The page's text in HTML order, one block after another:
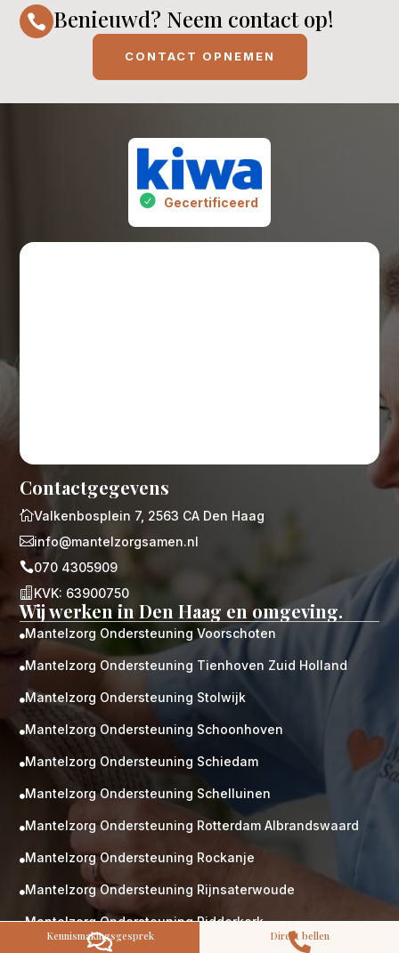
 Benieuwd? Neem contact op!
CONTACT OPNEMEN
Gecertificeerd
Gratis
kennismaking?
Neem vrijblijvend contact op!
Zorg op maat
Geen lange wachtlijsten
Altijd vertrouwde gezichten
Hoog gekwalificeerd
Kennismakingsgesprek
Contact opnemen
Contactgegevens
Valkenbosplein 7, 2563 CA Den Haag
info@mantelzorgsamen.nl
070 4305909
 KVK: 63900750
Wij werken in Den Haag en omgeving.
 Mantelzorg Ondersteuning Voorschoten
 Mantelzorg Ondersteuning Tienhoven Zuid Holland
 Mantelzorg Ondersteuning Stolwijk
 Mantelzorg Ondersteuning Schoonhoven
 Mantelzorg Ondersteuning Schiedam
 Mantelzorg Ondersteuning Schelluinen
 Mantelzorg Ondersteuning Rotterdam Albrandswaard
 Mantelzorg Ondersteuning Rockanje
 Mantelzorg Ondersteuning Rijnsaterwoude
Mantelzorg Ondersteuning Ridderkerk

Kennismakingsgesprek 
Direct bellen